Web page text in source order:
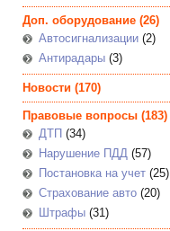
Доп. оборудование (26)
Автосигнализации (2)
Антирадары (3)
Новости (170)
Правовые вопросы (183)
ДТП (34)
Нарушение ПДД (57)
Постановка на учет (25)
Страхование авто (20)
Штрафы (31)